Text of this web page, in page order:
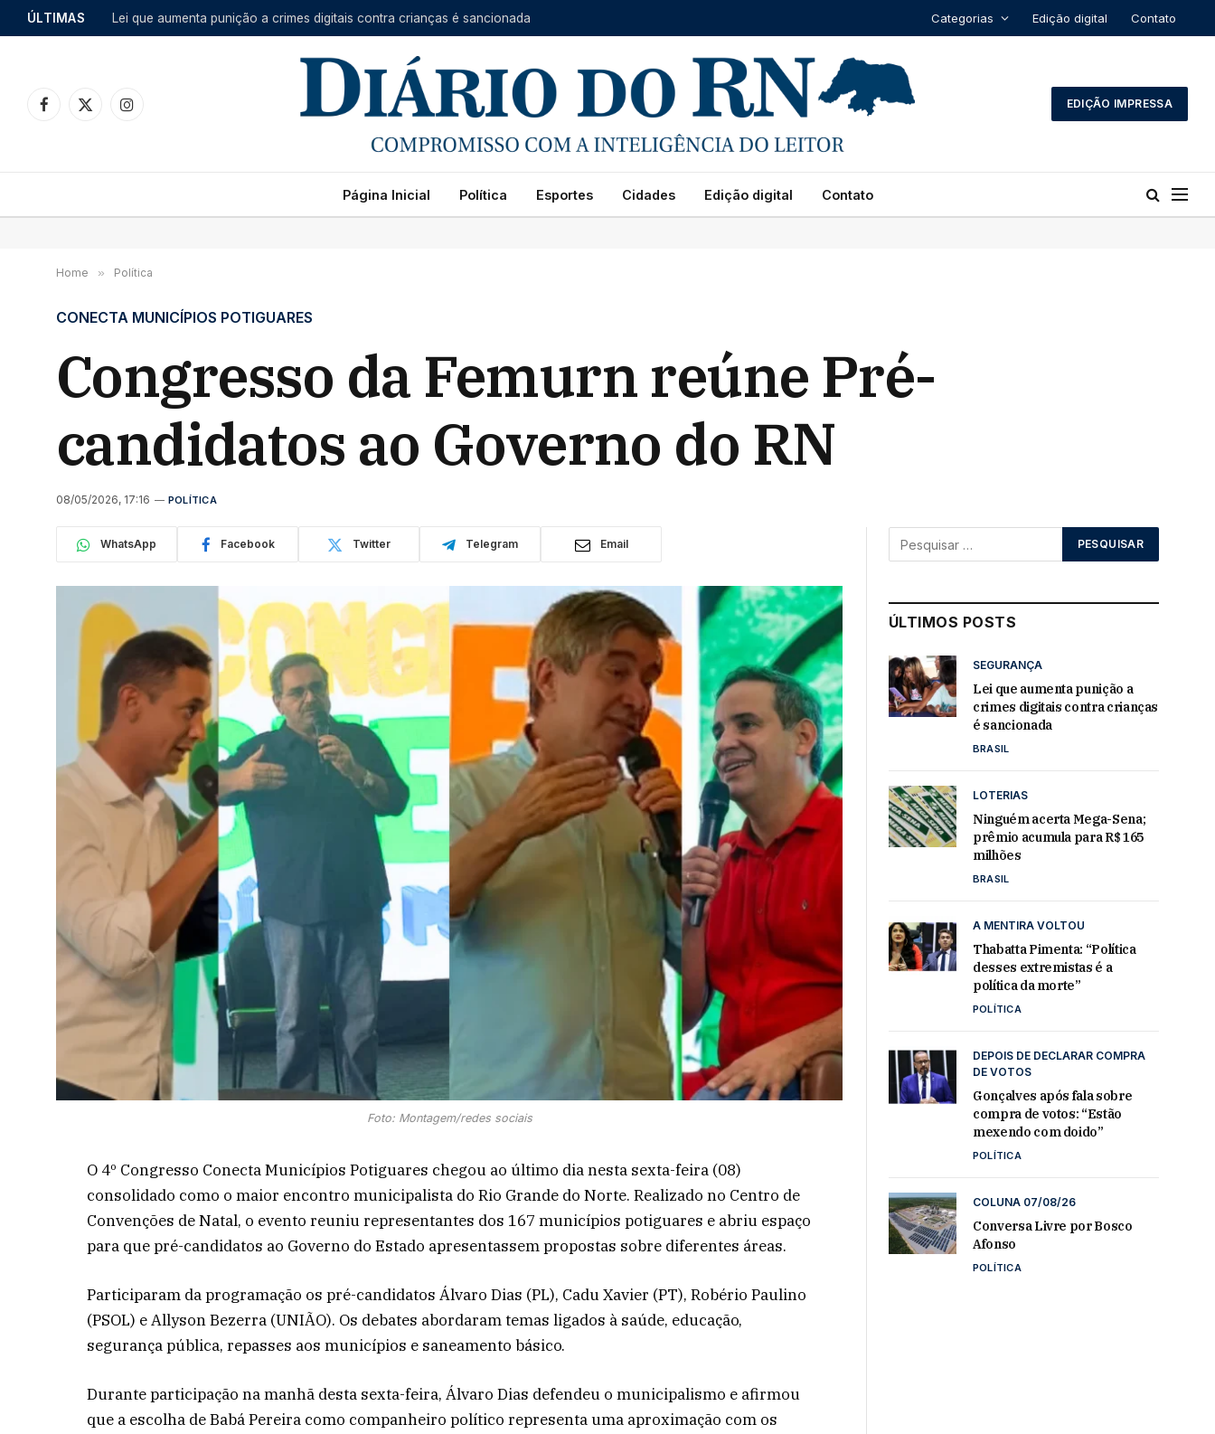
ÚLTIMAS Lei que aumenta punição a crimes digitais contra crianças é sancionada Categorias Edição digital Contato
Facebook
X
Instagram
EDIÇÃO IMPRESSA
Página Inicial Política Esportes Cidades Edição digital Contato
Home » Política
CONECTA MUNICÍPIOS POTIGUARES
Congresso da Femurn reúne Pré-
candidatos ao Governo do RN
08/05/2026, 17:16 POLÍTICA
WhatsApp Facebook Twitter Telegram Email
Foto: Montagem/redes sociais
O 4º Congresso Conecta Municípios Potiguares chegou ao último dia nesta sexta-feira (08)
consolidado como o maior encontro municipalista do Rio Grande do Norte. Realizado no Centro de
Convenções de Natal, o evento reuniu representantes dos 167 municípios potiguares e abriu espaço
para que pré-candidatos ao Governo do Estado apresentassem propostas sobre diferentes áreas.
Participaram da programação os pré-candidatos Álvaro Dias (PL), Cadu Xavier (PT), Robério Paulino
(PSOL) e Allyson Bezerra (UNIÃO). Os debates abordaram temas ligados à saúde, educação,
segurança pública, repasses aos municípios e saneamento básico.
Durante participação na manhã desta sexta-feira, Álvaro Dias defendeu o municipalismo e afirmou
que a escolha de Babá Pereira como companheiro político representa uma aproximação com os
ÚLTIMOS POSTS
SEGURANÇA
Lei que aumenta punição a
crimes digitais contra crianças
é sancionada
BRASIL
LOTERIAS
Ninguém acerta Mega-Sena;
prêmio acumula para R$ 165
milhões
BRASIL
A MENTIRA VOLTOU
Thabatta Pimenta: “Política
desses extremistas é a
política da morte”
POLÍTICA
DEPOIS DE DECLARAR COMPRA
DE VOTOS
Gonçalves após fala sobre
compra de votos: “Estão
mexendo com doido”
POLÍTICA
COLUNA 07/08/26
Conversa Livre por Bosco
Afonso
POLÍTICA